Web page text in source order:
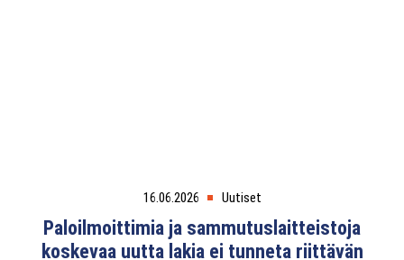
16.06.2026 Uutiset
Paloilmoittimia ja sammutuslaitteistoja
koskevaa uutta lakia ei tunneta riittävän